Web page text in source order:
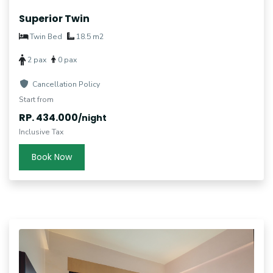
Superior Twin
Twin Bed 18.5 m2
2 pax 0 pax
Cancellation Policy
Start from
RP. 434.000/night
Inclusive Tax
Book Now